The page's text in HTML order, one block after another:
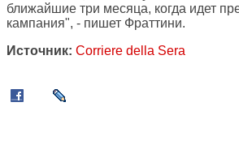
ближайшие три месяца, когда идет
кампания", - пишет Фраттини.
Источник: Corriere della Sera